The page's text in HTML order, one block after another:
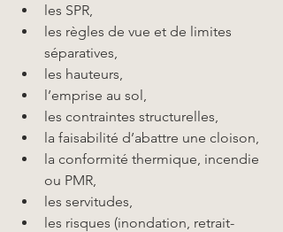
les SPR,
les règles de vue et de limites
séparatives,
les hauteurs,
l’emprise au sol,
les contraintes structurelles,
la faisabilité d’abattre une cloison,
la conformité thermique, incendie
ou PMR,
les servitudes,
les risques (inondation, retrait-